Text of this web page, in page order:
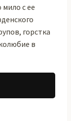
с ее
горстка
в